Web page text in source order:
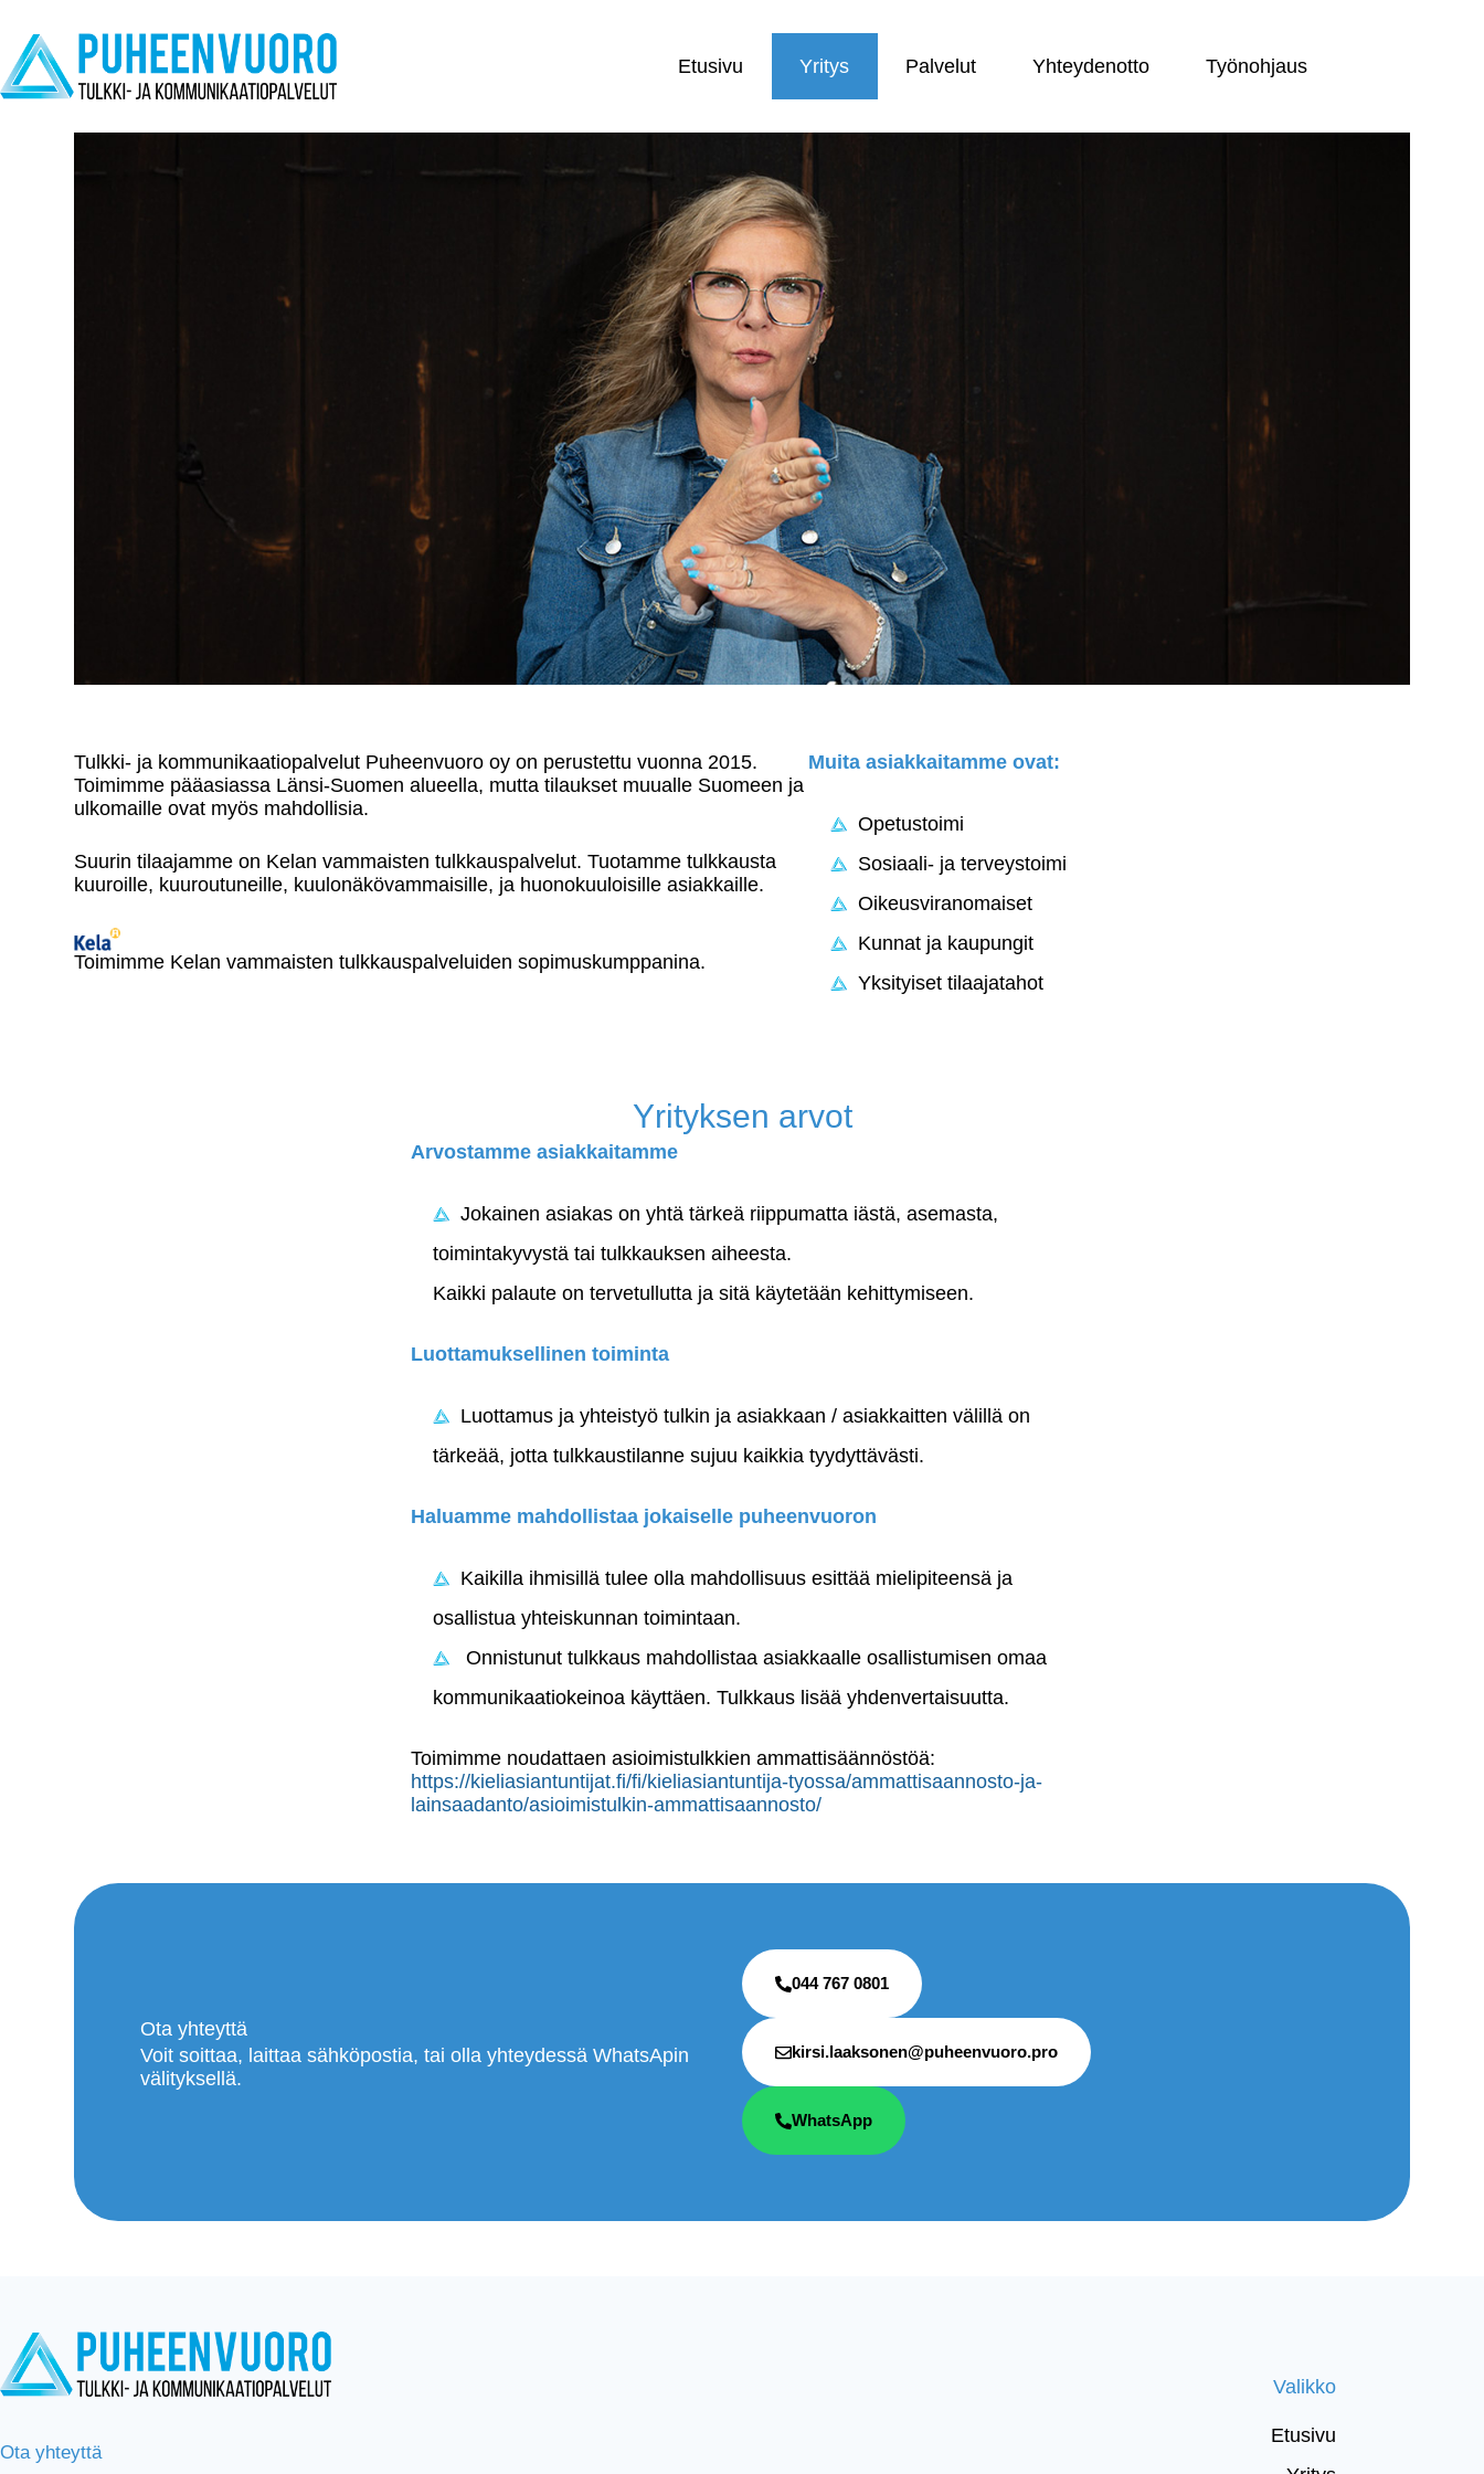
Etusivu Yritys Palvelut Yhteydenotto Työnohjaus
Tulkki- ja kommunikaatiopalvelut Puheenvuoro oy on perustettu vuonna 2015.
Toimimme pääasiassa Länsi-Suomen alueella, mutta tilaukset muualle Suomeen ja
ulkomaille ovat myös mahdollisia.
Suurin tilaajamme on Kelan vammaisten tulkkauspalvelut. Tuotamme tulkkausta
kuuroille, kuuroutuneille, kuulonäkövammaisille, ja huonokuuloisille asiakkaille.
Toimimme Kelan vammaisten tulkkauspalveluiden sopimuskumppanina.
Muita asiakkaitamme ovat:
Opetustoimi
Sosiaali- ja terveystoimi
Oikeusviranomaiset
Kunnat ja kaupungit
Yksityiset tilaajatahot
Yrityksen arvot
Arvostamme asiakkaitamme
Jokainen asiakas on yhtä tärkeä riippumatta iästä, asemasta,
toimintakyvystä tai tulkkauksen aiheesta.
Kaikki palaute on tervetullutta ja sitä käytetään kehittymiseen.
Luottamuksellinen toiminta
Luottamus ja yhteistyö tulkin ja asiakkaan / asiakkaitten välillä on
tärkeää, jotta tulkkaustilanne sujuu kaikkia tyydyttävästi.
Haluamme mahdollistaa jokaiselle puheenvuoron
Kaikilla ihmisillä tulee olla mahdollisuus esittää mielipiteensä ja
osallistua yhteiskunnan toimintaan.
Onnistunut tulkkaus mahdollistaa asiakkaalle osallistumisen omaa
kommunikaatiokeinoa käyttäen. Tulkkaus lisää yhdenvertaisuutta.
Toimimme noudattaen asioimistulkkien ammattisäännöstöä:
https://kieliasiantuntijat.fi/fi/kieliasiantuntija-tyossa/ammattisaannosto-ja-
lainsaadanto/asioimistulkin-ammattisaannosto/
Ota yhteyttä
Voit soittaa, laittaa sähköpostia, tai olla yhteydessä WhatsApin
välityksellä.
044 767 0801
kirsi.laaksonen@puheenvuoro.pro
WhatsApp
Ota yhteyttä
Valikko
Etusivu